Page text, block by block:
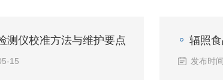
测仪校准方法与维护要点
15
辐照食品
发布时